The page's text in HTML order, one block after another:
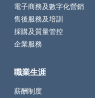
電子商務及數字化營銷
售後服務及培訓
採購及質量管控
企業服務
職業生涯
薪酬制度